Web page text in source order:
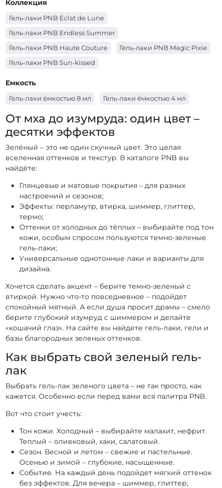
Коллекция
Гель-лаки PNB Eclat de Lune
Гель-лаки PNB Endless Summer
Гель-лаки PNB Haute Couture
Гель-лаки PNB Magic Pixie
Гель-лаки PNB Sun-kissed
Гель-лаки PNB Autumn Fragrances
Гель-лаки PNB Allure Party
Гель-лаки PNB Ice Gem
Гель-лаки PNB City Harmony
Гель-лаки PNB Основная палитра
Гель-лаки PNB YES WE DANCE
Гель-лаки PNB Women Secrets
Гель-лаки PNB WEDDING DRESS
Гель-лаки PNB Urban Vibes
Гель-лаки PNB Tutti Frutti
Гель-лаки PNB Touched by an Angel
Гель-лаки PNB SWEET TOUCH
Гель-лаки PNB Sunset
Гель-лаки PNB Star Way
Гель-лаки PNB Spirit of Colors
Гель-лаки PNB SHALL WE DANCE
Гель-лаки PNB Romantic Voyage
Гель-лаки PNB Renaissance
Гель-лаки PNB REDs
Гель-лаки PNB Queen of holiday
Гель-лаки PNB Perfume Palette
Гель-лаки PNB Old Money
Гель-лаки PNB New Year
Гель-лаки PNB Nature Triumphs
Гель-лаки PNB Luxurious and Exquisite
Гель-лаки PNB Love is ...
Гель-лаки PNB LES MACARONS DE PARIS
Гель-лаки PNB Juicy Spark
Гель-лаки PNB illusion 2.0
Гель-лаки PNB Ice Cream
Гель-лаки PNB Hot Summer
Емкость
Гель-лаки ёмкостью 8 мл Гель-лаки ёмкостью 4 мл
От мха до изумруда: один цвет –
десятки эффектов
Зелёный – это не один скучный цвет. Это целая
вселенная оттенков и текстур. В каталоге PNB вы
найдёте:
Глянцевые и матовые покрытия – для разных
настроений и сезонов;
Эффекты: перламутр, втирка, шиммер, глиттер,
термо;
Оттенки от холодных до тёплых – выбирайте под тон
кожи, особым спросом пользуются темно-зеленые
гель-лаки;
Универсальные однотонные лаки и варианты для
дизайна.
Хочется сделать акцент – берите темно-зеленый с
втиркой. Нужно что-то повседневное – подойдет
спокойный мятный. А если душа просит драмы – смело
берите глубокий изумруд с шиммером и делайте
«кошачий глаз». На сайте вы найдете гель-лаки, гели и
базы благородных зеленых оттенков.
Как выбрать свой зеленый гель-
лак
Выбрать гель-лак зеленого цвета – не так просто, как
кажется. Особенно если перед вами вся палитра PNB.
Вот что стоит учесть:
Тон кожи. Холодный – выбирайте малахит, нефрит.
Теплый – оливковый, хаки, салатовый.
Сезон. Весной и летом – свежие и пастельные.
Осенью и зимой – глубокие, насыщенные.
Событие. На каждый день подойдет мягкий оттенок
без эффектов. Для вечера – шиммер, глиттер,